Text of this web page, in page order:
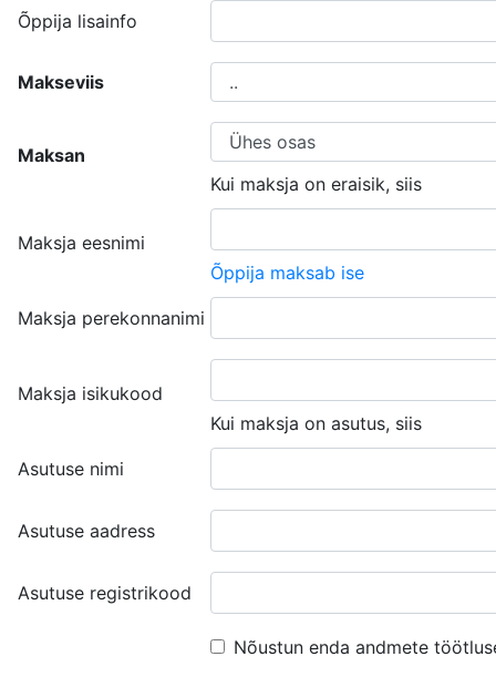
Õppija lisainfo
Makseviis
Maksan
Kui maksja on eraisik, siis
Maksja eesnimi
Õppija maksab ise
Maksja perekonnanimi
Maksja isikukood
Kui maksja on asutus, siis
Asutuse nimi
Asutuse aadress
Asutuse registrikood
Nõustun enda andmete